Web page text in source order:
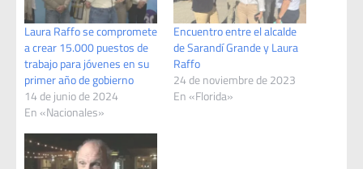
Laura Raffo se compromete
a crear 15.000 puestos de
trabajo para jóvenes en su
primer año de gobierno
14 de junio de 2024
En «Nacionales»
Encuentro entre el alcalde
de Sarandí Grande y Laura
Raffo
24 de noviembre de 2023
En «Florida»